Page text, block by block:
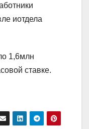
иотдела
1,6млн
ставке.